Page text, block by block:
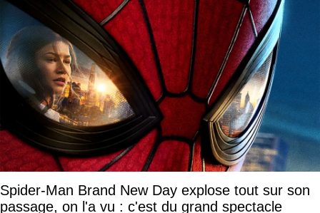
Spider-Man Brand New Day explose tout sur son
passage, on l'a vu : c'est du grand spectacle